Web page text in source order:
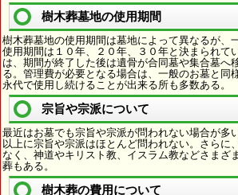
樹木葬墓地の使用期間
樹木葬墓地の使用期間は墓地によって異なるが、
使用期間は１０年、２０年、３０年と決まられて
は、期間が終了した後は遺骨が合同墓や集合墓へ
る。管理費が必要となる場合は、一般のお墓と同
永代で使用し続けることが出来る所も多数ある。
宗旨や宗派について
最近はお墓でも宗旨や宗派が問われない場合が多
以上に宗旨や宗派はほとんど問われない。さらに
なく、神道やキリスト教、イスラム教などさまざ
葬もある。
樹木葬の費用について